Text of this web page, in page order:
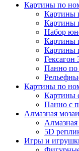
Картины по
Картины
Картины
Набор
Картины
Картины
Гексагон
Панно по
Картины по
Картины
Панно с
Алмазная
Алмазная
5D
Игры и